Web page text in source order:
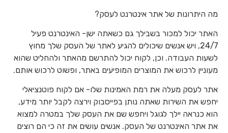
מה היתרונות של אתר אינטרנט לעסק?
האתר יכול למכור בשבילך גם כשאתה ישן- האינטרנט פעיל
24/7, ויש אנשים שיכולים להגיע לאתר של העסק שלך מחוץ
לשעות העבודה. וכן, לקוח יכול להתרשם מהאתר ולהחליט שהוא
מעוניין לרכוש את המוצרים המופיעים באתר, ופשוט לרכוש אותם.
אתר לעסק מעלה את רמת האמינות שלו- אם לקוח פוטנציאלי
יחפש את השירות שאתה נותן בפייסבוק וירצה לקבל יותר מידע,
הוא כנראה יילך לגוגל ויחפש שם את העסק שלך במטרה למצוא
את אתר האינטרנט של העסק. אנשים עושים את זה כי הם רוצים